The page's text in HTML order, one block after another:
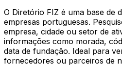
O Diretório FIZ é uma base de
empresas portuguesas.
empresa, cidade ou setor de
informações como morada,
data de fundação. Ideal para
fornecedores ou parceiros de